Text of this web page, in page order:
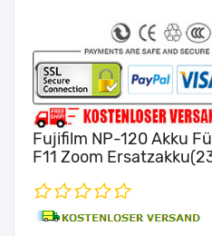
Fujifilm NP-120 Akku
F11 Zoom